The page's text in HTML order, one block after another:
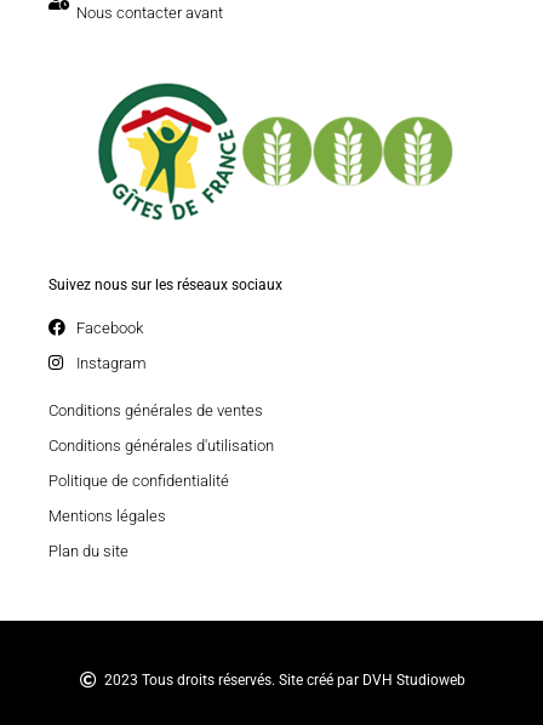
Nous contacter avant
Suivez nous sur les réseaux sociaux
Facebook
Instagram
Conditions générales de ventes
Conditions générales d'utilisation
Politique de confidentialité
Mentions légales
Plan du site
2023 Tous droits réservés. Site créé par DVH Studioweb